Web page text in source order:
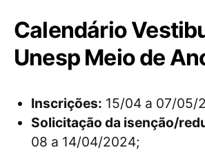
Calendário
Unesp Meio de
Inscrições: 15/04 a 07/05/
Solicitação da isenção/
08 a 14/04/2024;